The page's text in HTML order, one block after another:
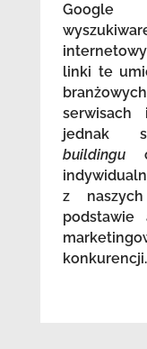
linki te
serwisach
jednak
buildingu
z
podstawie
konkurencji.